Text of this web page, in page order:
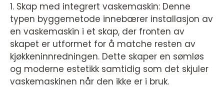
1. Skap med integrert vaskemaskin: Denne
typen byggemetode innebærer installasjon av
en vaskemaskin i et skap, der fronten av
skapet er utformet for å matche resten av
kjøkkeninnredningen. Dette skaper en sømløs
og moderne estetikk samtidig som det skjuler
vaskemaskinen når den ikke er i bruk.